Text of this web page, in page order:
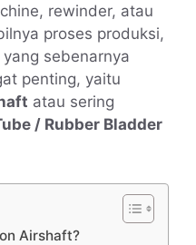
rewinder, atau
proses produksi,
sebenarnya
penting, yaitu
atau sering
/ Rubber Bladder
Airshaft?